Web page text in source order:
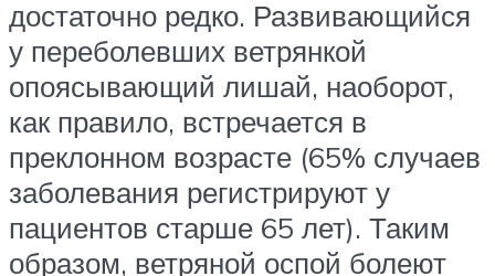
достаточно редко. Развивающийся
у переболевших ветрянкой
опоясывающий лишай, наоборот,
как правило, встречается в
преклонном возрасте (65% случаев
заболевания регистрируют у
пациентов старше 65 лет). Таким
образом, ветряной оспой болеют